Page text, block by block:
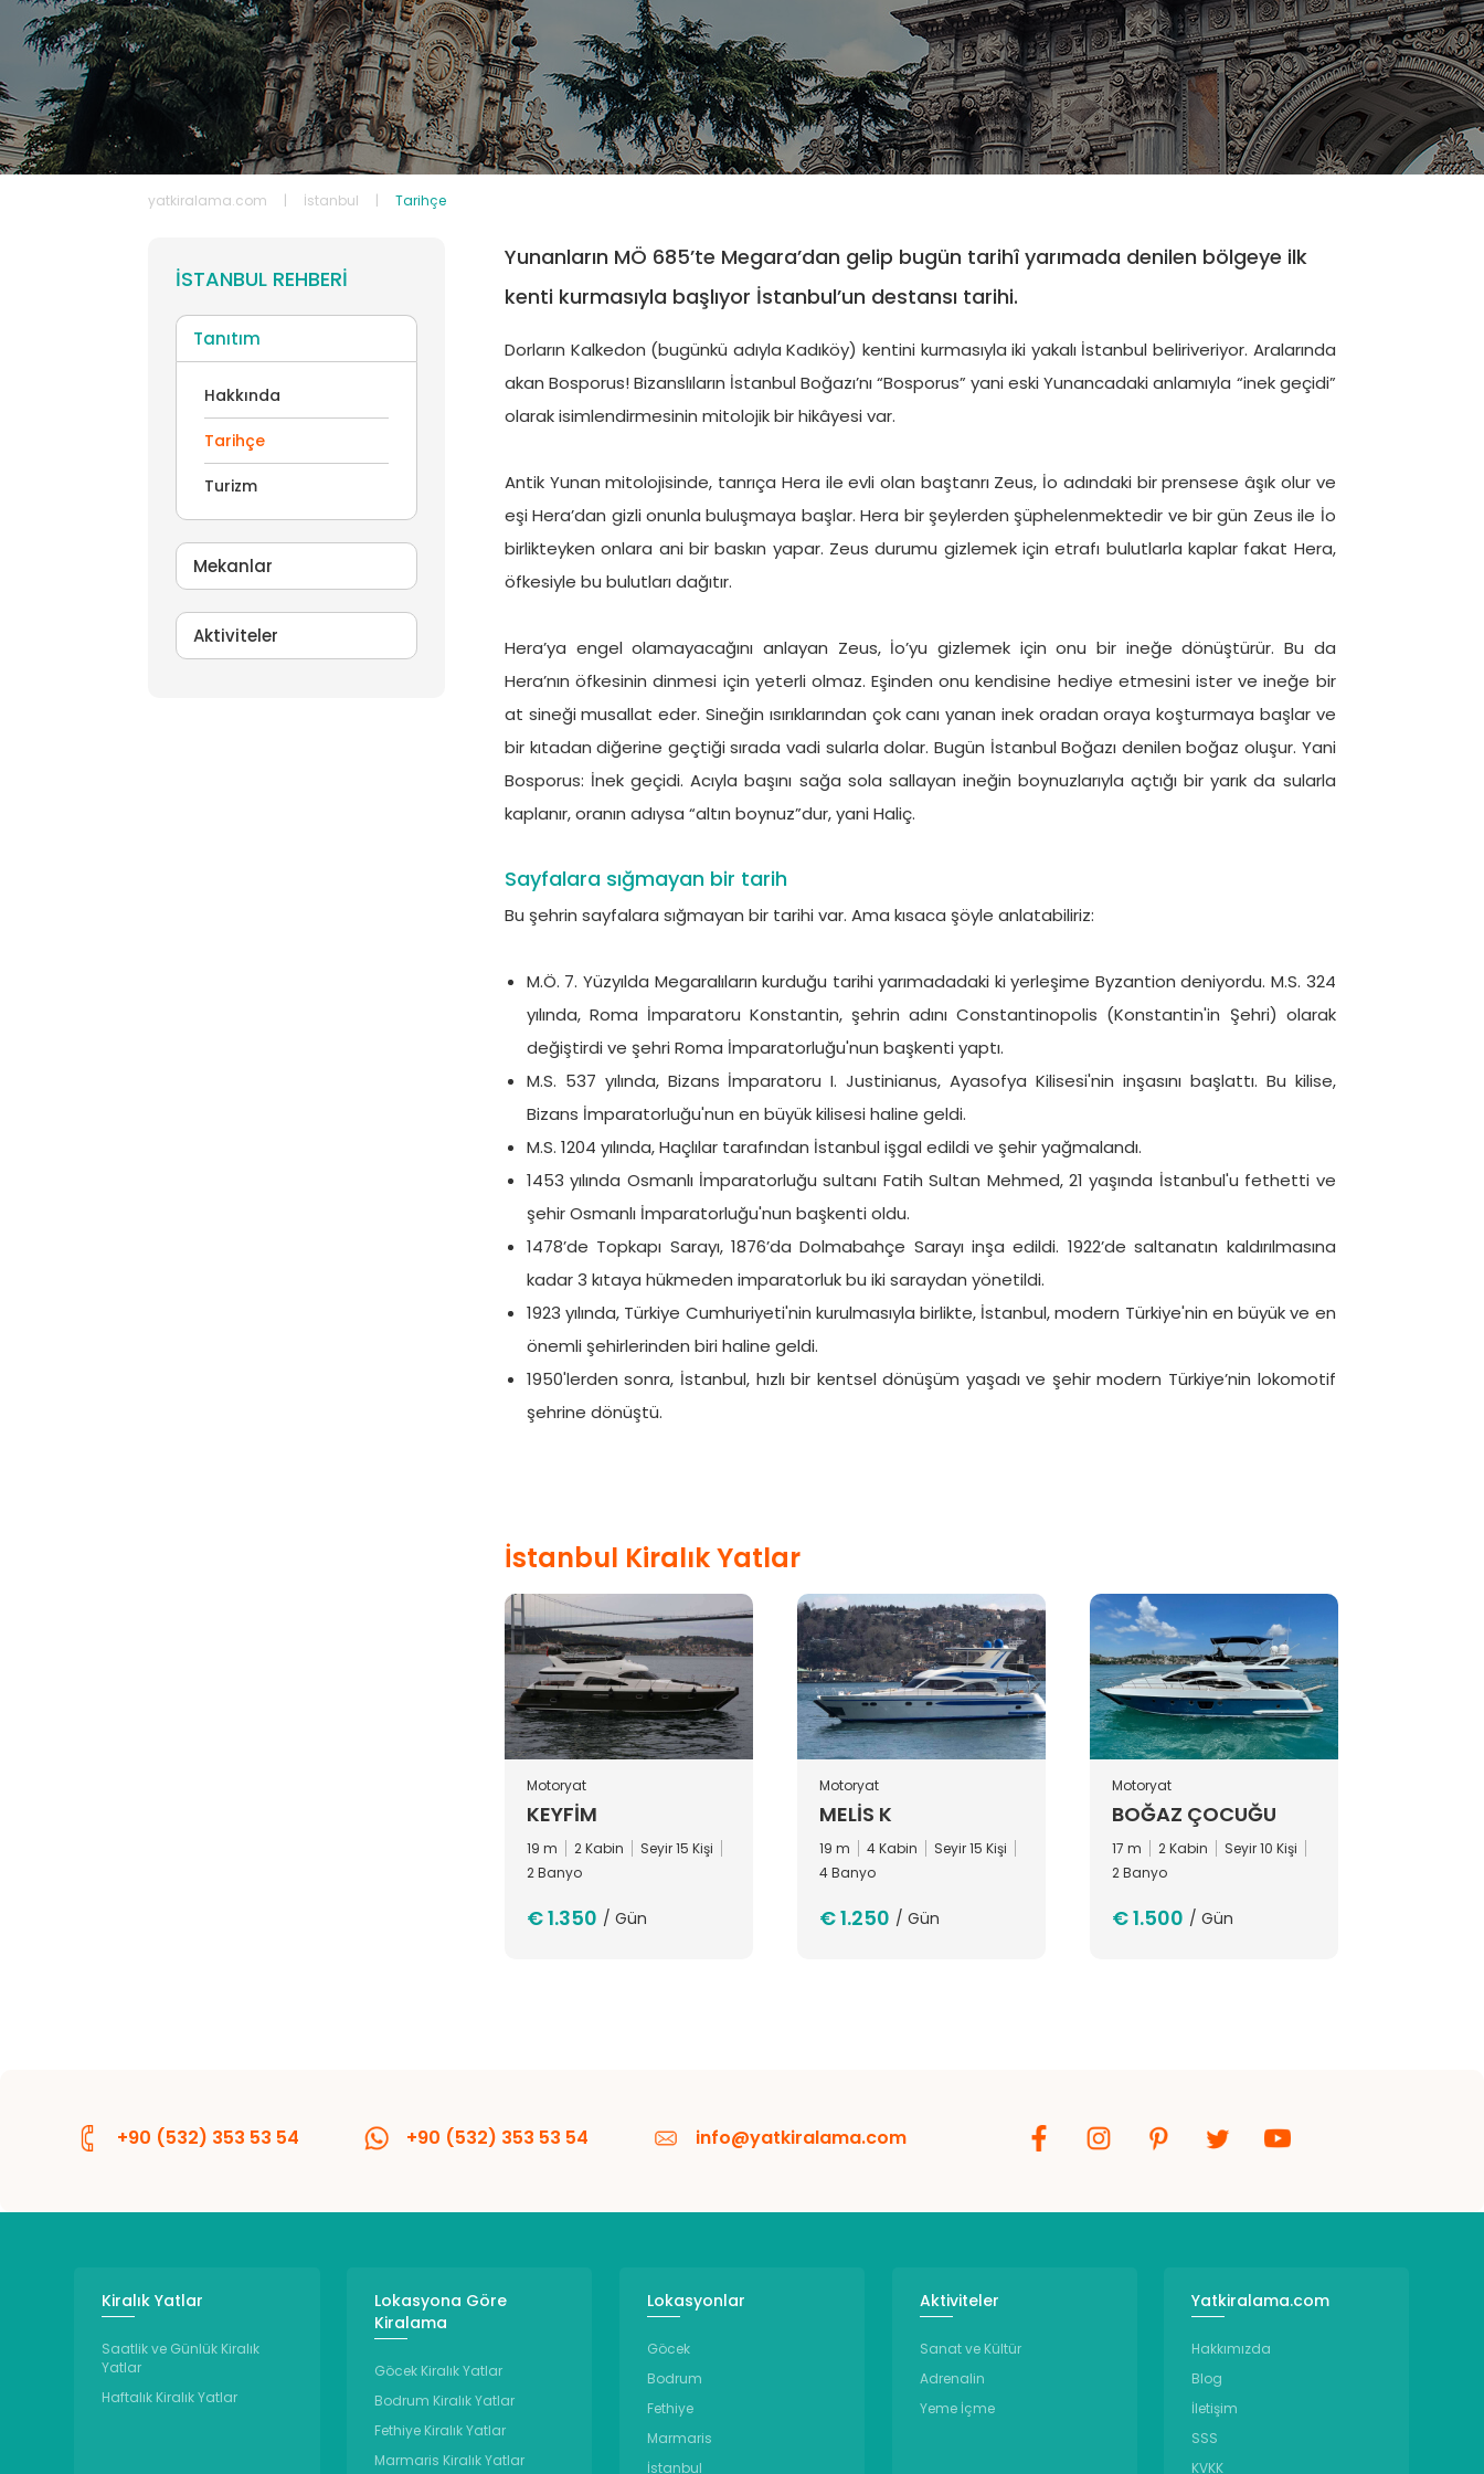
Kaş
TÜM KIRALIK YATLAR
Haftalık Kiralık Yatlar TÜMÜ
€ 5.750 / Gün € 3.750 / Gün Gulet 42 m
€ 9.250
€ 2.250 / Gün
Göcek Tüm Yatlar
Kaş
TÜMÜ
yatkiralama.com | İstanbul | Tarihçe
İSTANBUL REHBERI
Tanıtım
Hakkında
Tarihçe
Turizm
Mekanlar
Aktiviteler
Yunanların MÖ 685’te Megara’dan gelip bugün tarihî yarımada denilen bölgeye ilk
kenti kurmasıyla başlıyor İstanbul’un destansı tarihi.
Dorların Kalkedon (bugünkü adıyla Kadıköy) kentini kurmasıyla iki yakalı İstanbul beliriveriyor. Aralarında
akan Bosporus! Bizanslıların İstanbul Boğazı’nı “Bosporus” yani eski Yunancadaki anlamıyla “inek geçidi”
olarak isimlendirmesinin mitolojik bir hikâyesi var.
Antik Yunan mitolojisinde, tanrıça Hera ile evli olan baştanrı Zeus, İo adındaki bir prensese âşık olur ve
eşi Hera’dan gizli onunla buluşmaya başlar. Hera bir şeylerden şüphelenmektedir ve bir gün Zeus ile İo
birlikteyken onlara ani bir baskın yapar. Zeus durumu gizlemek için etrafı bulutlarla kaplar fakat Hera,
öfkesiyle bu bulutları dağıtır.
Hera’ya engel olamayacağını anlayan Zeus, İo’yu gizlemek için onu bir ineğe dönüştürür. Bu da
Hera’nın öfkesinin dinmesi için yeterli olmaz. Eşinden onu kendisine hediye etmesini ister ve ineğe bir
at sineği musallat eder. Sineğin ısırıklarından çok canı yanan inek oradan oraya koşturmaya başlar ve
bir kıtadan diğerine geçtiği sırada vadi sularla dolar. Bugün İstanbul Boğazı denilen boğaz oluşur. Yani
Bosporus: İnek geçidi. Acıyla başını sağa sola sallayan ineğin boynuzlarıyla açtığı bir yarık da sularla
kaplanır, oranın adıysa “altın boynuz”dur, yani Haliç.
Sayfalara sığmayan bir tarih
Bu şehrin sayfalara sığmayan bir tarihi var. Ama kısaca şöyle anlatabiliriz:
M.Ö. 7. Yüzyılda Megaralıların kurduğu tarihi yarımadadaki ki yerleşime Byzantion deniyordu. M.S. 324
yılında, Roma İmparatoru Konstantin, şehrin adını Constantinopolis (Konstantin'in Şehri) olarak
değiştirdi ve şehri Roma İmparatorluğu'nun başkenti yaptı.
M.S. 537 yılında, Bizans İmparatoru I. Justinianus, Ayasofya Kilisesi'nin inşasını başlattı. Bu kilise,
Bizans İmparatorluğu'nun en büyük kilisesi haline geldi.
M.S. 1204 yılında, Haçlılar tarafından İstanbul işgal edildi ve şehir yağmalandı.
1453 yılında Osmanlı İmparatorluğu sultanı Fatih Sultan Mehmed, 21 yaşında İstanbul'u fethetti ve
şehir Osmanlı İmparatorluğu'nun başkenti oldu.
1478’de Topkapı Sarayı, 1876’da Dolmabahçe Sarayı inşa edildi. 1922’de saltanatın kaldırılmasına
kadar 3 kıtaya hükmeden imparatorluk bu iki saraydan yönetildi.
1923 yılında, Türkiye Cumhuriyeti'nin kurulmasıyla birlikte, İstanbul, modern Türkiye'nin en büyük ve en
önemli şehirlerinden biri haline geldi.
1950'lerden sonra, İstanbul, hızlı bir kentsel dönüşüm yaşadı ve şehir modern Türkiye’nin lokomotif
şehrine dönüştü.
İstanbul Kiralık Yatlar
Motoryat
KEYFIM
19 m 2 Kabin
Seyir 15 Kişi
2 Banyo
€ 1.350 / Gün
Motoryat
MELIS K
19 m 4 Kabin
Seyir 15 Kişi
4 Banyo
€ 1.250 / Gün
Motoryat
BOĞAZ ÇOCUĞU
17 m 2 Kabin
Seyir 10 Kişi
2 Banyo
€ 1.500 / Gün
+90 (532) 353 53 54 +90 (532) 353 53 54 info@yatkiralama.com
Kiralık Yatlar
Saatlik ve Günlük Kiralık
Yatlar
Haftalık Kiralık Yatlar
Lokasyona Göre
Kiralama
Göcek Kiralık Yatlar
Bodrum Kiralık Yatlar
Fethiye Kiralık Yatlar
Marmaris Kiralık Yatlar
Lokasyonlar
Göcek
Bodrum
Fethiye
Marmaris
İstanbul
Aktiviteler
Sanat ve Kültür
Adrenalin
Yeme İçme
Yatkiralama.com
Hakkımızda
Blog
İletişim
SSS
KVKK